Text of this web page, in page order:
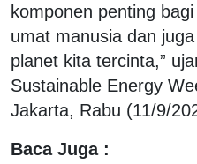
komponen penting
umat manusia dan
planet kita tercinta,”
Sustainable Energy
Jakarta, Rabu (11/9/
Baca Juga :